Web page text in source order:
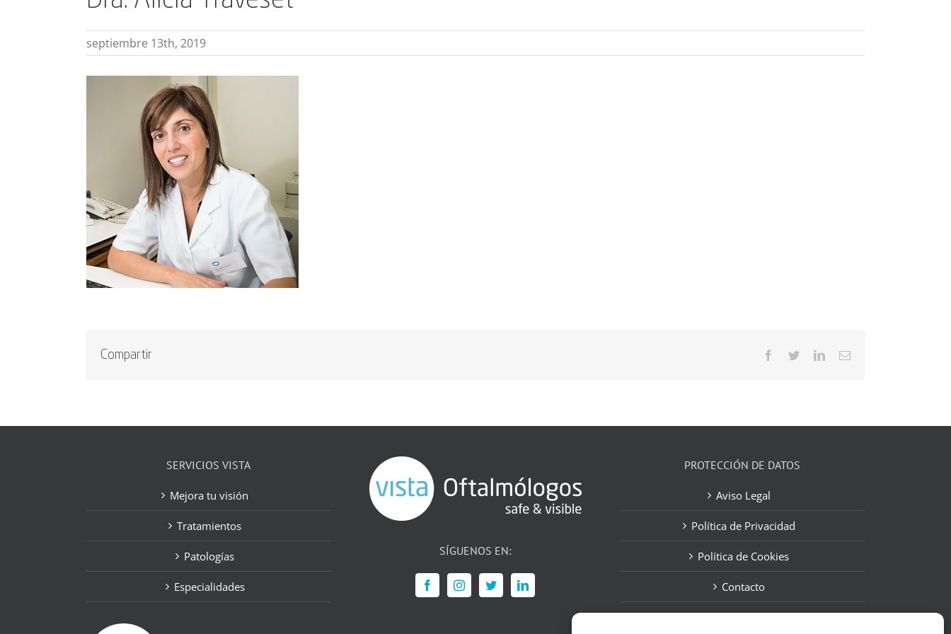
septiembre 13th, 2019
Compartir Facebook
TwitterLinkedInCorreo
SERVICIOS VISTA
Mejora tu visión
Tratamientos
Patologías
Especialidades
SÍGUENOS EN:
PROTECCIÓN DE DATOS
Aviso Legal
Política de Privacidad
Política de Cookies
Contacto